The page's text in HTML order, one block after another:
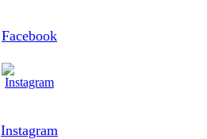
Facebook
Instagram